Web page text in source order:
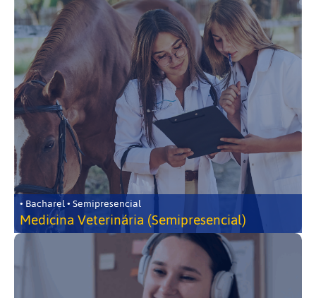
• Bacharel • Semipresencial
Medicina Veterinária (Semipresencial)